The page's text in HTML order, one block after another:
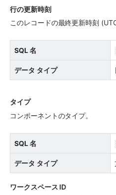
行の更新時刻
このレコードの最終更新時刻
SQL 名
データ タイプ
タイプ
コンポーネントのタイプ。
SQL 名
データ タイプ
ワークスペース ID